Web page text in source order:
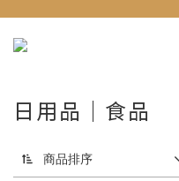
日用品｜食品
商品排序